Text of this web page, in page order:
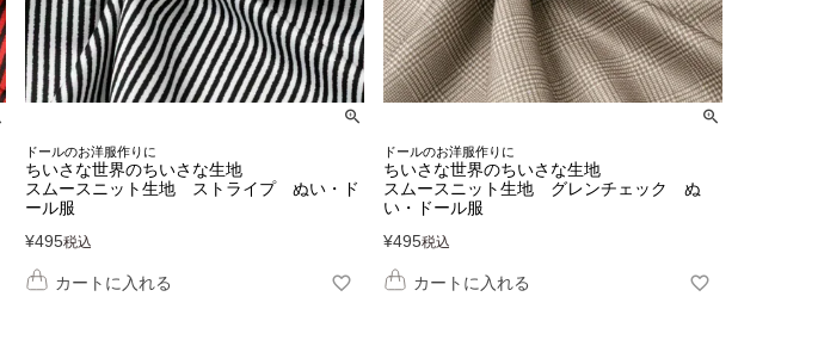
ドールのお洋服作りに
ちいさな世界のちいさな生地
スムースニット生地 ストライプ ぬい・ド
ール服
¥495税込
カートに入れる
ドールのお洋服作りに
ちいさな世界のちいさな生地
スムースニット生地 グレンチェック ぬ
い・ドール服
¥495税込
カートに入れる